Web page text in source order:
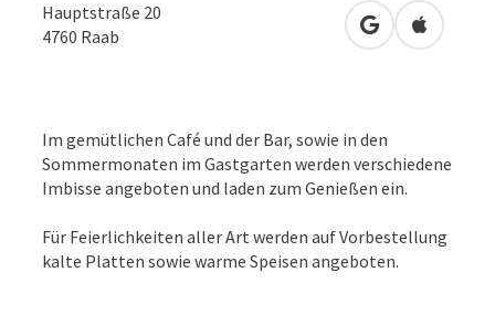
Hauptstraße 20
4760 Raab in Googlein Apple
Im gemütlichen Café und der Bar, sowie in den
Sommermonaten im Gastgarten werden verschiedene
Imbisse angeboten und laden zum Genießen ein.
Für Feierlichkeiten aller Art werden auf Vorbestellung
kalte Platten sowie warme Speisen angeboten.